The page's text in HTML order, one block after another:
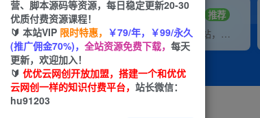
VIP推广
70%分佣
会员专属推广链接
招募站长 推荐
搭建同款网站，自己当老板
通车运营实操课程
营、脚本源码等资源，每日稳定更新20-30
优质付费资源课程！
🔰 本站VIP 限时特惠， ￥79/年，￥99/永久
(推广佣金70%)， 全站资源免费下载， 每天
更新，欢迎加入！
🔰 优优云网创开放加盟，搭建一个和优优
云网创一样的知识付费平台， 站长微信：
hu91203